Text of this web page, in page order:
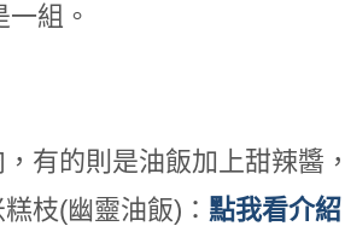
組。
有的則是油飯加上甜辣醬
枝(幽靈油飯)： 點我看介紹